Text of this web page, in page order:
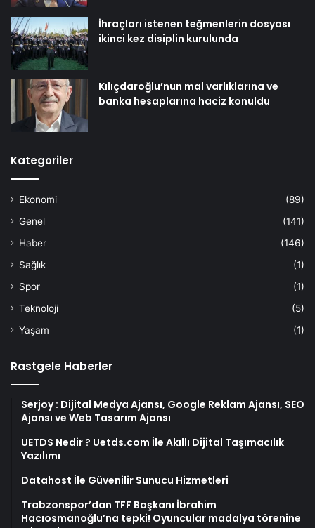
İhraçları istenen teğmenlerin dosyası
ikinci kez disiplin kurulunda
Kılıçdaroğlu’nun mal varlıklarına ve
banka hesaplarına haciz konuldu
Kategoriler
Ekonomi
(89)
Genel
(141)
Haber
(146)
Sağlık
(1)
Spor
(1)
Teknoloji
(5)
Yaşam
(1)
Rastgele Haberler
Serjoy : Dijital Medya Ajansı, Google Reklam Ajansı, SEO
Ajansı ve Web Tasarım Ajansı
UETDS Nedir ? Uetds.com İle Akıllı Dijital Taşımacılık
Yazılımı
Datahost İle Güvenilir Sunucu Hizmetleri
Trabzonspor’dan TFF Başkanı İbrahim
Hacıosmanoğlu’na tepki! Oyuncular madalya törenine